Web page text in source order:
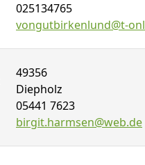
025134765
vongutbirkenlund@t-
49356
Diepholz
05441 7623
birgit.harmsen@web.de